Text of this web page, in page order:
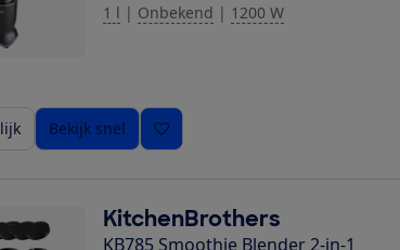
1 l | Onbekend | 1200 W
Bekijk snel
KitchenBrothers
KB785 Smoothie Blender 2-in-1